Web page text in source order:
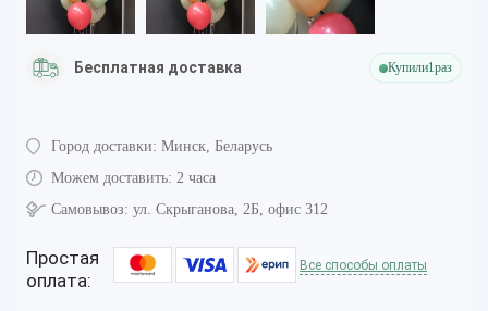
Бесплатная доставка Купили1раз
Город доставки: Минск, Беларусь
Можем доставить: 2 часа
Самовывоз: ул. Скрыганова, 2Б, офис 312
Простая
оплата:
Все способы оплаты